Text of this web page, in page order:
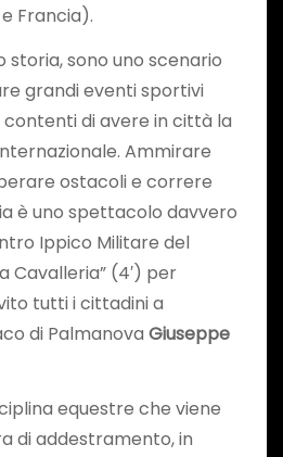
Francia).
storia, sono uno scenario
grandi eventi sportivi
di avere in città la
Ammirare
ostacoli e correre
è uno spettacolo davvero
Ippico Militare del
Cavalleria” (4′) per
tutti i cittadini a
di Palmanova Giuseppe
equestre che viene
di addestramento, in